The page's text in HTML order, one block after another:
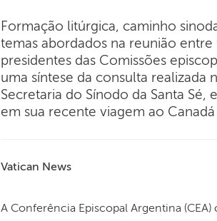
Formação litúrgica, caminho
temas abordados na reunião
presidentes das Comissões
uma síntese da consulta realizada
Secretaria do Sínodo da Santa
em sua recente viagem ao Canadá
Vatican News
A Conferência Episcopal Argentina